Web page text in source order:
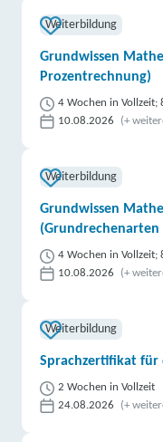
Lernstudio
GmbH | Kornmarkt
DAA Deutsche
Rodeweg 20,
Learning Digital
Lernstudio
GmbH |
Weiterbildung
Grundwissen
Prozentrechnung)
4 Wochen in Vollzeit;
10.08.2026
(+
Weiterbildung
Grundwissen
4 Wochen in Vollzeit;
10.08.2026
(+
Weiterbildung
Sprachzertifikat für
2 Wochen in Vollzeit
24.08.2026
(+